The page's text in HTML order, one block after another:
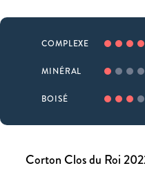
COMPLEXE
MINÉRAL
BOISÉ
Corton Clos du Roi